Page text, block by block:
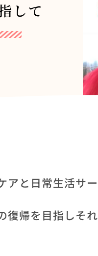
して
と日常生活サ
帰を目指しそ